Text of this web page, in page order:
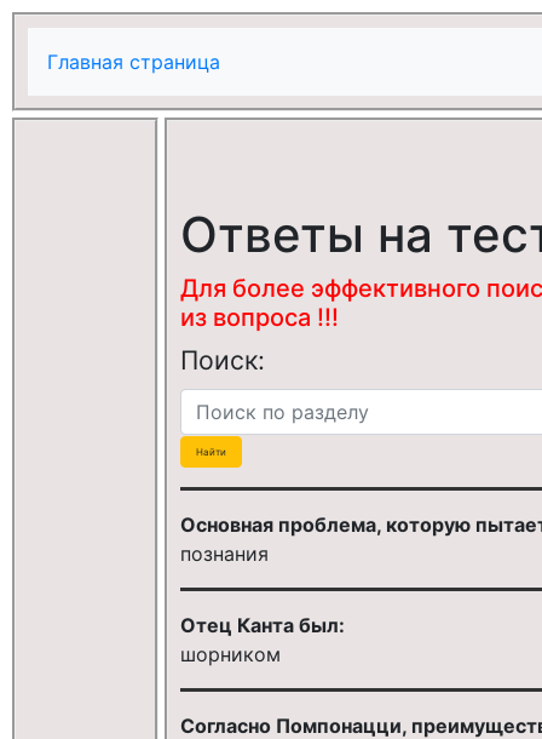
Главная страница
Ответы на
Для более эффективного
из вопроса !!!
Поиск:
Основная проблема, которую
познания
Отец Канта был:
шорником
Согласно Помпонацци,